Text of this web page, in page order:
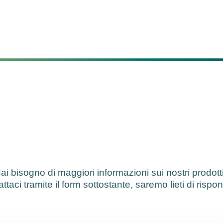
bisogno di maggiori informazioni sui nostri
tramite il form sottostante, saremo lieti di